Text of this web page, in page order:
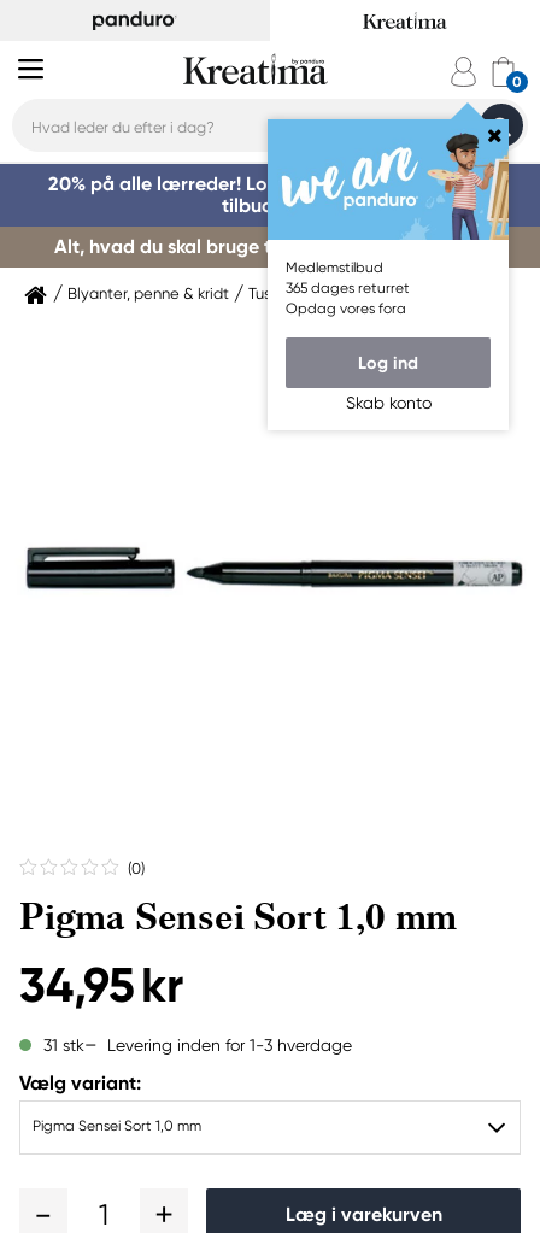
Medlemstilbud
365 dages returret
Opdag vores fora
Log ind
Skab konto
20% på alle lærreder! Log på for at benytte dig af
tilbuddet »
Alt, hvad du skal bruge til kursusstart – køb her »
Blyanter, penne & kridt Tuschpenne & markers
(0)
Pigma Sensei Sort 1,0 mm
34,95 kr
31 stk Levering inden for 1-3 hverdage
Vælg variant:
Pigma Sensei Sort 1,0 mm
1 Læg i varekurven